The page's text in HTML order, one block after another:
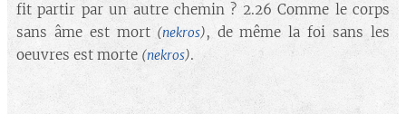
fit partir par un autre chemin ? 2.26 Comme le corps
sans âme est mort (nekros), de même la foi sans les
oeuvres est morte (nekros).